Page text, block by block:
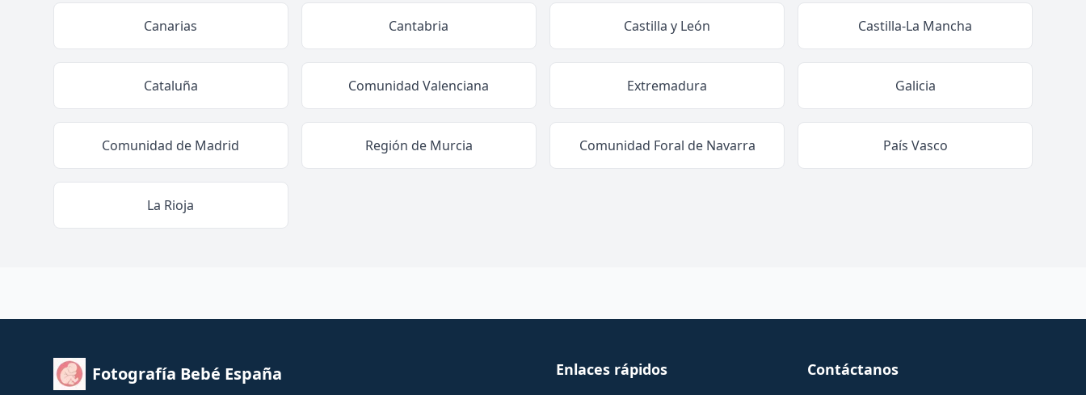
Canarias Cantabria Castilla y León Castilla-La Mancha
Cataluña Comunidad Valenciana Extremadura Galicia
Comunidad de Madrid Región de Murcia Comunidad Foral de Navarra País Vasco
La Rioja
Fotografía Bebé España Enlaces rápidos Contáctanos